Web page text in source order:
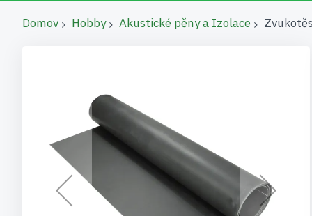
Domov Hobby Akustické pěny a Izolace
obrázky